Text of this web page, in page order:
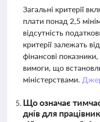
Загальні критерії
плати понад 2,5
відсутність
критерії залежать
фінансові
вимоги, що
міністерствами.
Що означає
днів для